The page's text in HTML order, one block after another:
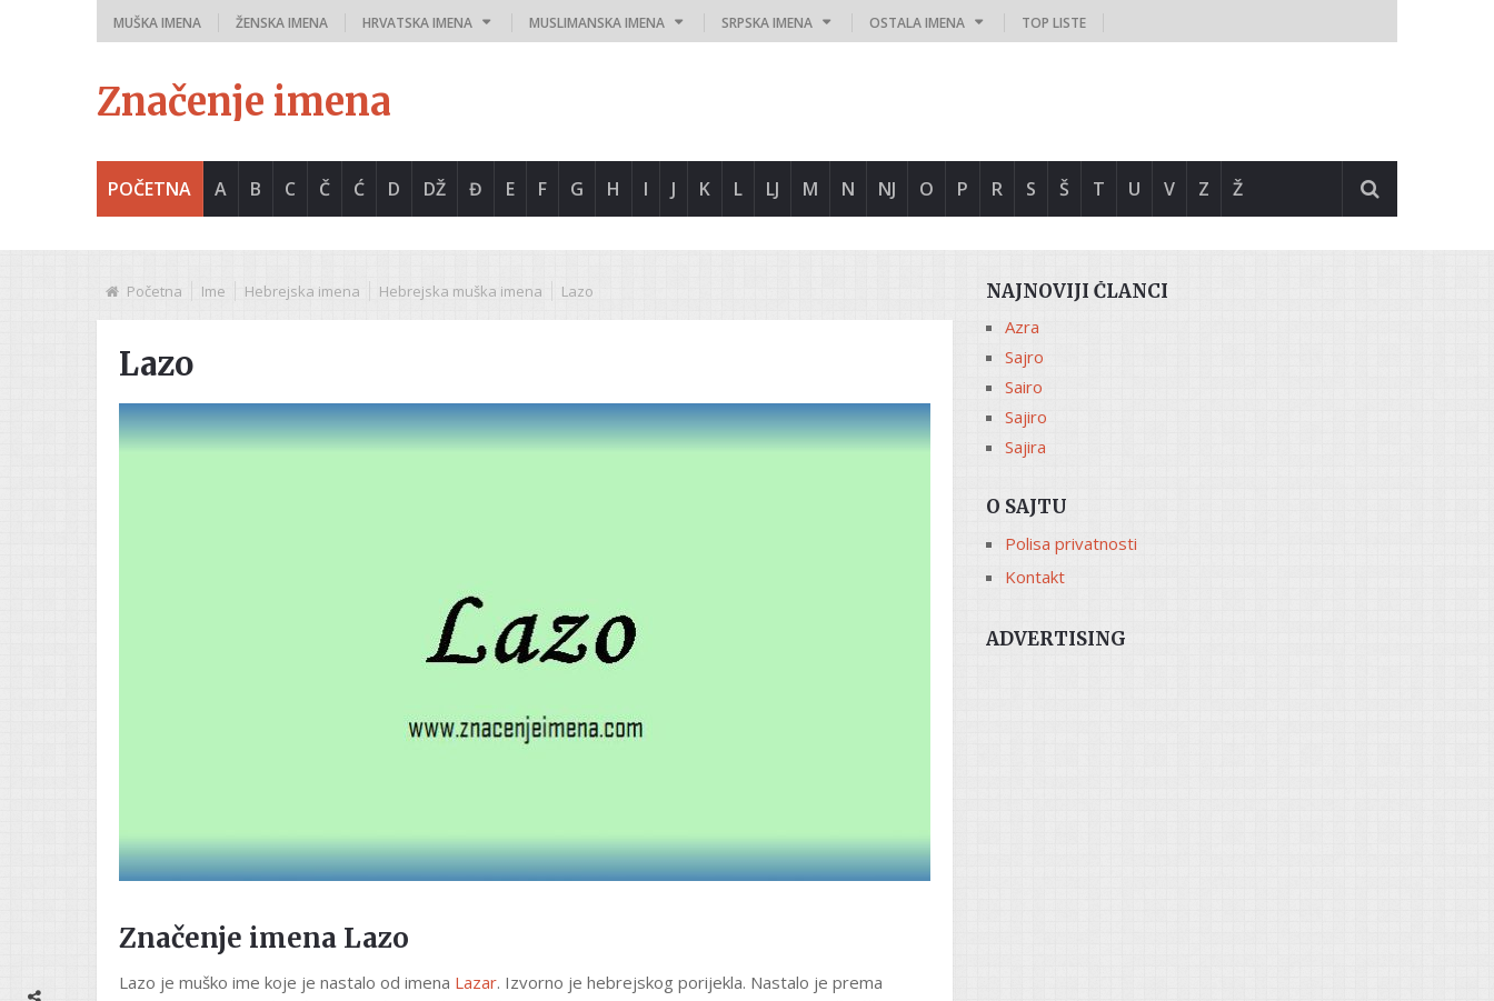
MUŠKA IMENA ŽENSKA IMENA HRVATSKA IMENA MUSLIMANSKA IMENA SRPSKA IMENA OSTALA IMENA TOP LISTE
Značenje imena
POČETNA A B C Č Ć D DŽ Đ E F G H I J K L LJ M N NJ O P R S Š T U V Z Ž
Početna Ime Hebrejska imena Hebrejska muška imena Lazo
Lazo
Značenje imena Lazo
Lazo je muško ime koje je nastalo od imena Lazar. Izvorno je hebrejskog porijekla. Nastalo je prema
NAJNOVIJI ČLANCI
Azra
Sajro
Sairo
Sajiro
Sajira
O SAJTU
Polisa privatnosti
Kontakt
ADVERTISING